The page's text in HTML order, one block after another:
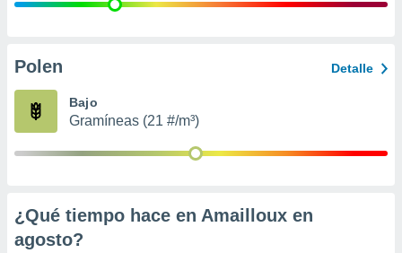
e
publicidad
Polen Detalle
Bajo
Gramíneas (21 #/m³)
¿Qué tiempo hace en Amailloux en
agosto?